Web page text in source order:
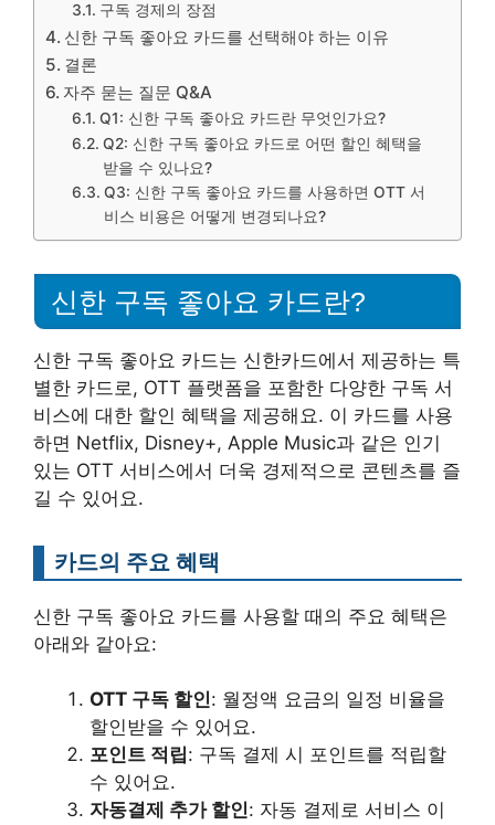
구독 경제의 장점
신한 구독 좋아요 카드를 선택해야 하는 이유
결론
자주 묻는 질문 Q&A
Q1: 신한 구독 좋아요 카드란 무엇인가요?
Q2: 신한 구독 좋아요 카드로 어떤 할인 혜택을
받을 수 있나요?
Q3: 신한 구독 좋아요 카드를 사용하면 OTT 서
비스 비용은 어떻게 변경되나요?
신한 구독 좋아요 카드란?
신한 구독 좋아요 카드는 신한카드에서 제공하는 특
별한 카드로, OTT 플랫폼을 포함한 다양한 구독 서
비스에 대한 할인 혜택을 제공해요. 이 카드를 사용
하면 Netflix, Disney+, Apple Music과 같은 인기
있는 OTT 서비스에서 더욱 경제적으로 콘텐츠를 즐
길 수 있어요.
카드의 주요 혜택
신한 구독 좋아요 카드를 사용할 때의 주요 혜택은
아래와 같아요:
OTT 구독 할인: 월정액 요금의 일정 비율을
할인받을 수 있어요.
포인트 적립: 구독 결제 시 포인트를 적립할
수 있어요.
자동결제 추가 할인: 자동 결제로 서비스 이